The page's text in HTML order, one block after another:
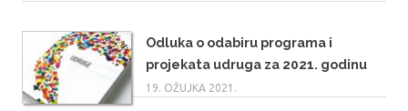
Odluka o odabiru programa i
projekata udruga za 2021. godinu
19. OŽUJKA 2021.